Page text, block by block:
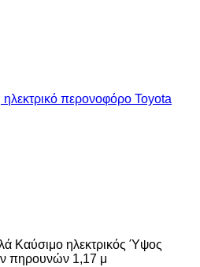
ηλεκτρικό περονοφόρο Toyota
Καύσιμο ηλεκτρικός Ύψος
πηρουνών 1,17 μ